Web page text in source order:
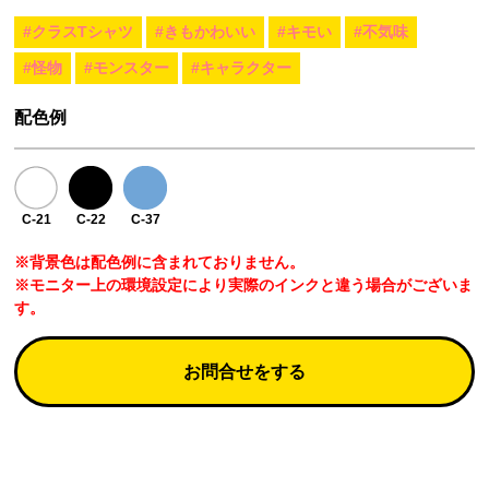
#クラスTシャツ #きもかわいい #キモい #不気味
#怪物 #モンスター #キャラクター
配色例
C-21 C-22 C-37
※背景色は配色例に含まれておりません。
※モニター上の環境設定により実際のインクと違う場合がございま
す。
お問合せをする